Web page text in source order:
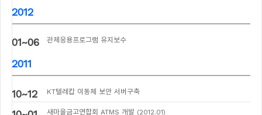
2012
01~06 관제응용프로그램 유지보수
2011
10~12 KT텔레캅 이동체 보안 서버구축
새마을금고연합회 ATMS 개발 (2012.01)